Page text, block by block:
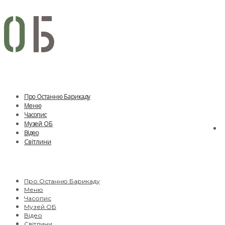
Про Останню Барикаду
Меню
Часопис
Музей ОБ
Відео
Світлини
Про Останню Барикаду
Меню
Часопис
Музей ОБ
Відео